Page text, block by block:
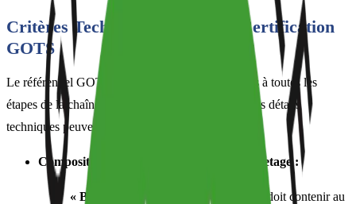
Critères Techniques Clés de la Certification
GOTS
Le référentiel GOTS impose des exigences strictes à toutes les
étapes de la chaîne d'approvisionnement textile. Les détails
techniques peuvent être résumés comme suit :
Composition en Fibres et Niveaux d'Étiquetage :
« Biologique » (Organic) :
Le produit doit contenir au